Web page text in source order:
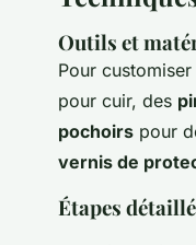
Outils et
Pour
pour cuir, des
pochoirs pour
vernis de
Étapes